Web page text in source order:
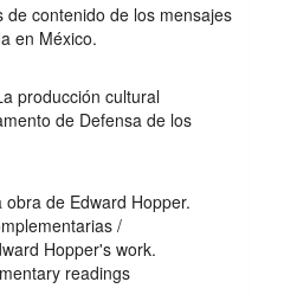
de contenido de los mensajes
en México.
producción cultural
de Defensa de los
de Edward Hopper.
/
Hopper's work.
readings